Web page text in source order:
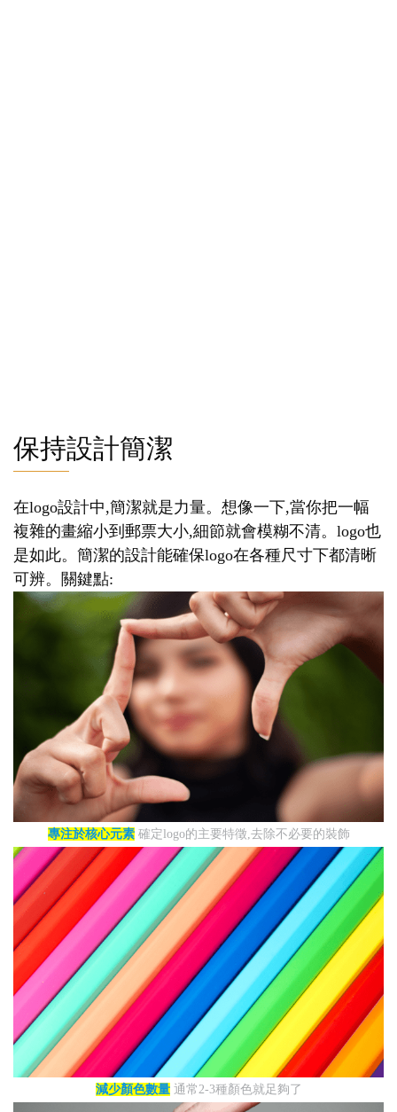
保持設計簡潔
在logo設計中,簡潔就是力量。想像一下,當你把一幅
複雜的畫縮小到郵票大小,細節就會模糊不清。logo也
是如此。簡潔的設計能確保logo在各種尺寸下都清晰
可辨。關鍵點:
專注於核心元素確定logo的主要特徵,去除不必要的裝飾
減少顏色數量通常2-3種顏色就足夠了